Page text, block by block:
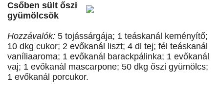
Csőben sült őszi
gyümölcsök
Hozzávalók: 5 tojássárgája; 1 teáskanál keményítő;
10 dkg cukor; 2 evőkanál liszt; 4 dl tej; fél teáskanál
vaníliaaroma; 1 evőkanál barackpálinka; 1 evőkanál
vaj; 1 evőkanál mascarpone; 50 dkg őszi gyümölcs;
1 evőkanál porcukor.